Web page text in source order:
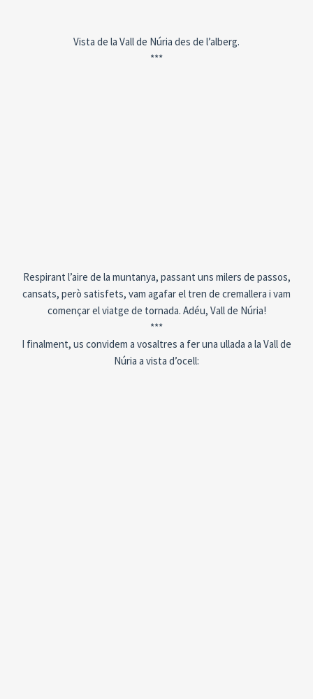
Vista de la Vall de Núria des de l’alberg.
***
Respirant l’aire de la muntanya, passant uns milers de passos,
cansats, però satisfets, vam agafar el tren de cremallera i vam
començar el viatge de tornada. Adéu, Vall de Núria!
***
I finalment, us convidem a vosaltres a fer una ullada a la Vall de
Núria a vista d’ocell: